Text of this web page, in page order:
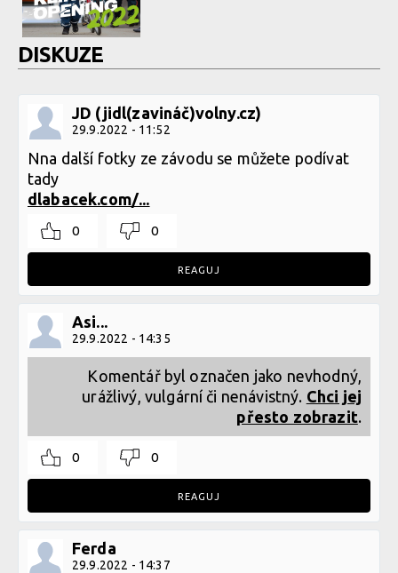
DISKUZE
JD (jidl(zavináč)volny.cz)
29.9.2022 - 11:52
Nna další fotky ze závodu se můžete podívat
tady
dlabacek.com/...
0 0
REAGUJ
Asi...
29.9.2022 - 14:35
Komentář byl označen jako nevhodný,
urážlivý, vulgární či nenávistný. Chci jej
přesto zobrazit.
0 0
REAGUJ
Ferda
29.9.2022 - 14:37